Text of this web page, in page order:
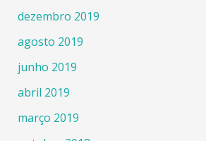
dezembro 2019
agosto 2019
junho 2019
abril 2019
março 2019